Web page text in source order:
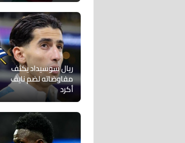
ريال سوسيداد يكثف
مفاوضاته لضم نايف
أكرد